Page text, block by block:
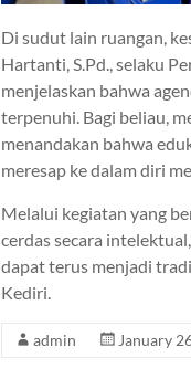
Di sudut lain ruangan,
Hartanti, S.Pd., selaku
menjelaskan bahwa
terpenuhi. Bagi beliau,
menandakan bahwa
meresap ke dalam diri
Melalui kegiatan yang
cerdas secara
dapat terus menjadi
Kediri.
admin January